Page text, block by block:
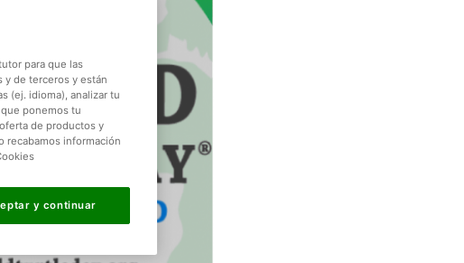
para que las
y de terceros y están
(ej. idioma), analizar tu
ponemos tu
de productos y
recabamos información
y continuar